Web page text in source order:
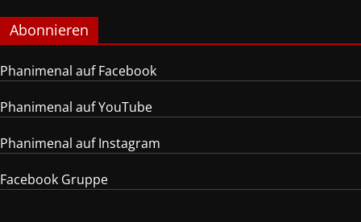
Abonnieren
Phanimenal auf Facebook
Phanimenal auf YouTube
Phanimenal auf Instagram
Facebook Gruppe